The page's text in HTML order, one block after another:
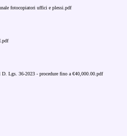
fotocopiatori uffici e plessi.pdf
Lgs. 36-2023 - procedure fino a €40,000.00.pdf